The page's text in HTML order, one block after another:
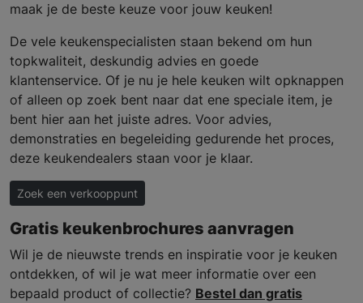
maak je de beste keuze voor jouw keuken!
De vele keukenspecialisten staan bekend om hun
topkwaliteit, deskundig advies en goede
klantenservice. Of je nu je hele keuken wilt opknappen
of alleen op zoek bent naar dat ene speciale item, je
bent hier aan het juiste adres. Voor advies,
demonstraties en begeleiding gedurende het proces,
deze keukendealers staan voor je klaar.
Zoek een verkooppunt
Gratis keukenbrochures aanvragen
Wil je de nieuwste trends en inspiratie voor je keuken
ontdekken, of wil je wat meer informatie over een
bepaald product of collectie? Bestel dan gratis